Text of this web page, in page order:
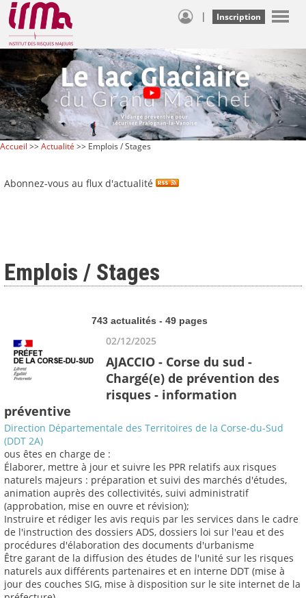
| Inscription
Accueil >>Actualité >> Emplois / Stages
Abonnez-vous au flux d'actualité
Emplois / Stages
743 actualités - 49 pages
02/12/2025
AJACCIO - Corse du sud -
Chargé(e) de prévention des
risques - information
préventive
Direction Départementale des Territoires de la Corse-du-Sud
(DDT 2A)
ous êtes en charge de :
Élaborer, mettre à jour et suivre les PPR relatifs aux risques
naturels majeurs : préparation et suivi des marchés d'études,
animation auprès des collectivités, suivi administratif
(approbation, mise en ouvre et révision);
Instruire et rédiger les avis requis par les services dans le cadre
de l'instruction des dossiers ADS, dossiers loi sur l'eau et des
procédures d'élaboration des documents d'urbanisme
Être garant de la diffusion des études de l'unité sur les risques
naturels aux différents partenaires et en interne DDT (mise à
jour des couches SIG, mise à disposition sur le site internet de la